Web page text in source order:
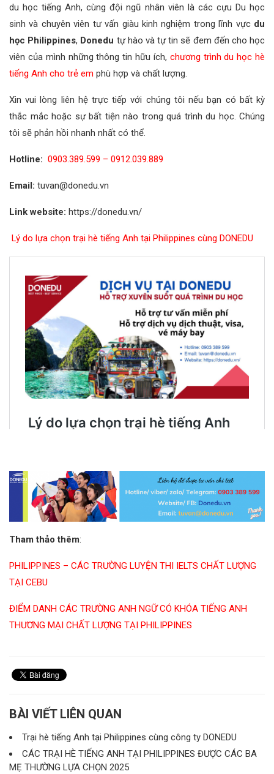
du học tiếng Anh, cùng đội ngũ nhân viên là các cựu Du học
sinh và chuyên viên tư vấn giàu kinh nghiệm trong lĩnh vực du
học Philippines, Donedu tự hào và tự tin sẽ đem đến cho học
viên của mình những thông tin hữu ích, chương trình du học hè
tiếng Anh cho trẻ em phù hợp và chất lượng.
Xin vui lòng liên hệ trực tiếp với chúng tôi nếu bạn có bất kỳ
thắc mắc hoặc sự bất tiện nào trong quá trình du học. Chúng
tôi sẽ phản hồi nhanh nhất có thể.
Hotline: 0903.389.599 – 0912.039.889
Email: tuvan@donedu.vn
Link website: https://donedu.vn/
Lý do lựa chọn trại hè tiếng Anh tại Philippines cùng DONEDU
Tham thảo thêm:
PHILIPPINES – CÁC TRƯỜNG LUYỆN THI IELTS CHẤT LƯỢNG
TẠI CEBU
ĐIỂM DANH CÁC TRƯỜNG ANH NGỮ CÓ KHÓA TIẾNG ANH
THƯƠNG MẠI CHẤT LƯỢNG TẠI PHILIPPINES
BÀI VIẾT LIÊN QUAN
Trại hè tiếng Anh tại Philippines cùng công ty DONEDU
CÁC TRẠI HÈ TIẾNG ANH TẠI PHILIPPINES ĐƯỢC CÁC BA
MẸ THƯỜNG LỰA CHỌN 2025